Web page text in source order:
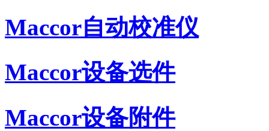
Maccor自动校准仪
Maccor设备选件
Maccor设备附件